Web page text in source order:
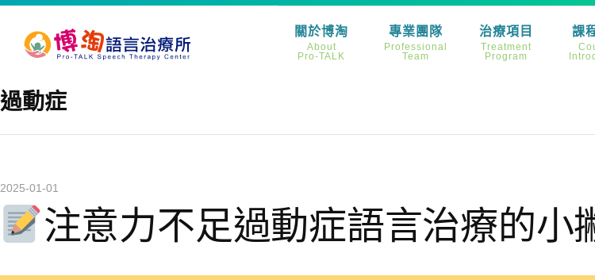
關於博淘
About
Pro-TALK
專業團隊
Professional
Team
治療項目
Treatment
Program
課
過動症
2025-01-01
注意力不足過動症語言治療的小